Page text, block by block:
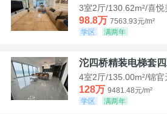
3室2厅/130.62m²/喜悦
98.8万 7563.93元/m²
学区
满两年
沱四桥精装电梯套
4室2厅/135.00m²/锦官
128万 9481.48元/m²
学区
满两年